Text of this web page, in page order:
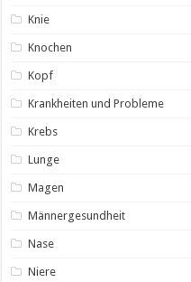
Knie
Knochen
Kopf
Krankheiten und Probleme
Krebs
Lunge
Magen
Männergesundheit
Nase
Niere